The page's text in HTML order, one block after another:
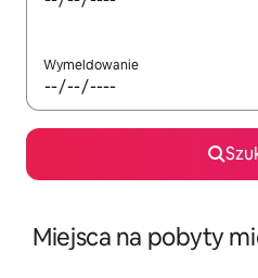
Wymeldowanie
Miejsca na pobyty